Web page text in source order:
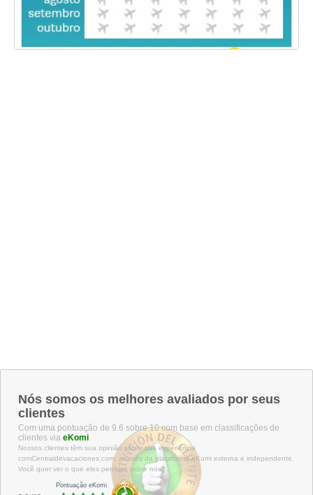
Nós somos os melhores avaliados por seus
clientes
Com uma pontuação de 9.6 sobre 10 com base em classificações de
clientes via eKomi
Nossos clientes têm sua opinião sobre sua experiência
comCentraldevacaciones.com, através da plataforma eKomi externa e independente.
Você quer ver o que eles pensam sobre nós?
Pontuação eKomi